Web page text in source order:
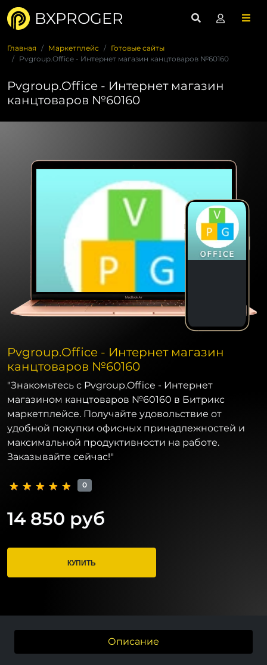
BXPROGER
Главная Маркетплейс
Готовые сайты
Pvgroup.Office - Интернет магазин канцтоваров №60160
Pvgroup.Office - Интернет магазин
канцтоваров №60160
Pvgroup.Office - Интернет магазин
канцтоваров №60160
"Знакомьтесь с Pvgroup.Office - Интернет
магазином канцтоваров №60160 в Битрикс
маркетплейсе. Получайте удовольствие от
удобной покупки офисных принадлежностей и
максимальной продуктивности на работе.
Заказывайте сейчас!"
0
14 850 руб
КУПИТЬ
Описание